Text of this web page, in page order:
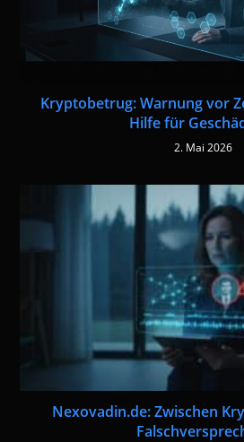
Kryptobetrug: Warnung vor
Hilfe für
2. Mai 2026
Nexovadin.de: Zwischen